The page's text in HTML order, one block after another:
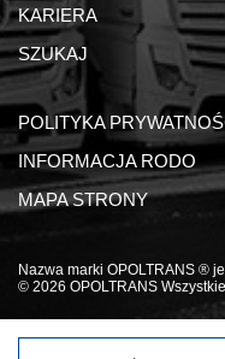
KARIERA
SZUKAJ
POLITYKA
INFORMACJA RODO
MAPA STRONY
Nazwa marki OPOLTRANS ®
© 2026 OPOLTRANS